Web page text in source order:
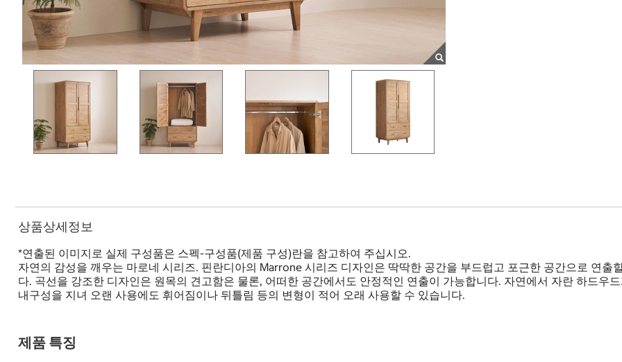
상품상세정보
*연출된 이미지로 실제 구성품은 스펙-구성품(제품 구성)란을 참고하여 주십시오.
자연의 감성을 깨우는 마로네 시리즈. 핀란디아의 Marrone 시리즈 디자인은 딱딱한 공간을 부드럽고 포근한 공간으로 연출
다. 곡선을 강조한 디자인은 원목의 견고함은 물론, 어떠한 공간에서도 안정적인 연출이 가능합니다. 자연에서 자란 하드우
내구성을 지녀 오랜 사용에도 휘어짐이나 뒤틀림 등의 변형이 적어 오래 사용할 수 있습니다.
제품 특징